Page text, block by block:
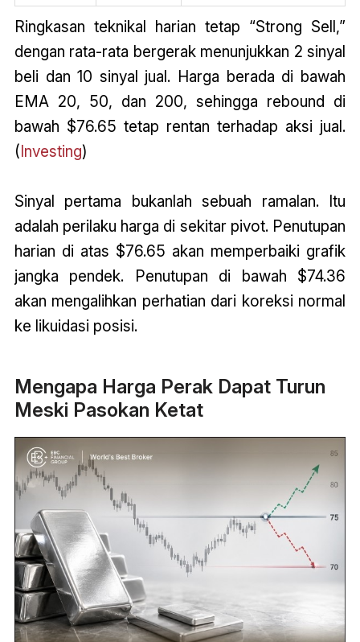
Ringkasan teknikal harian tetap “Strong Sell,”
dengan rata-rata bergerak menunjukkan 2 sinyal
beli dan 10 sinyal jual. Harga berada di bawah
EMA 20, 50, dan 200, sehingga rebound di
bawah $76.65 tetap rentan terhadap aksi jual.
(Investing)
Sinyal pertama bukanlah sebuah ramalan. Itu
adalah perilaku harga di sekitar pivot. Penutupan
harian di atas $76.65 akan memperbaiki grafik
jangka pendek. Penutupan di bawah $74.36
akan mengalihkan perhatian dari koreksi normal
ke likuidasi posisi.
Mengapa Harga Perak Dapat Turun
Meski Pasokan Ketat